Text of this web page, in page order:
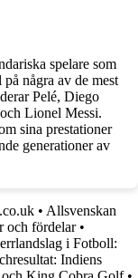
spelare som
några av de mest
Pelé, Diego
Lionel Messi.
sina prestationer
generationer av
• Allsvenskan
och fördelar•
i Fotboll:
Indiens